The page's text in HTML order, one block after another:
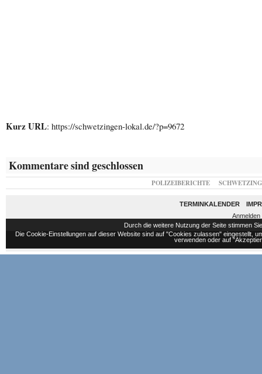
Kurz URL: https://schwetzingen-lokal.de/?p=9672
Kommentare sind geschlossen
POLIZEIBERICHTE
TERMINKALENDER
Anmelden
Durch die weitere Nutzung der Seite stimmen
Die Cookie-Einstellungen auf dieser Website sind auf "Cookies zulassen" eingestellt,
verwenden oder auf